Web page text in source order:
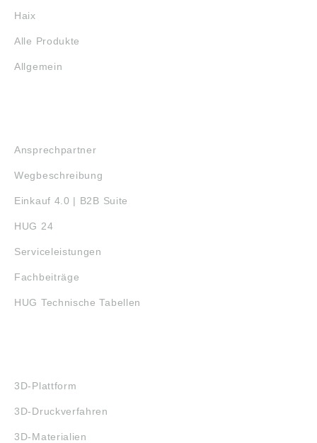
Haix
Alle Produkte
Allgemein
Ansprechpartner
Wegbeschreibung
Einkauf 4.0 | B2B Suite
HUG 24
Serviceleistungen
Fachbeiträge
HUG Technische Tabellen
3D-Plattform
3D-Druckverfahren
3D-Materialien